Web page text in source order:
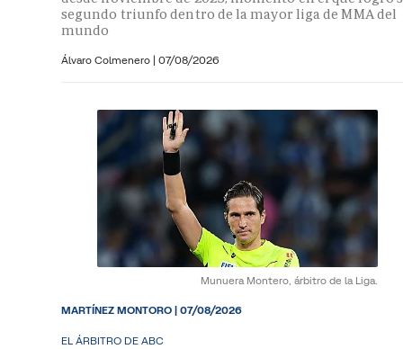
segundo triunfo dentro de la mayor liga de MMA del
mundo
Álvaro Colmenero | 07/08/2026
Munuera Montero, árbitro de la Liga.
EL ÁRBITRO DE ABC
MARTÍNEZ MONTORO|07/08/2026